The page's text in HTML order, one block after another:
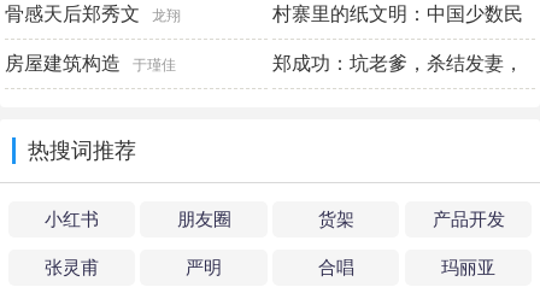
纪实 库慧君
师经典佳作 灌木文化
骨感天后郑秀文 龙翔 村寨里的纸文明：中国少数民
族剪纸艺术传统调查与研究
房屋建筑构造 于瑾佳 郑成功：坑老爹，杀结发妻，
热搜词推荐
小红书 朋友圈 货架 产品开发
张灵甫 严明 合唱 玛丽亚